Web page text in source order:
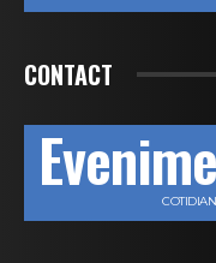
CONTACT